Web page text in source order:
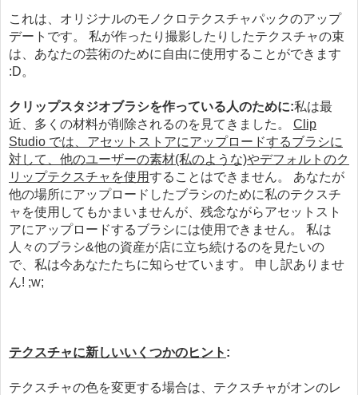
これは、オリジナルのモノクロテクスチャパックのアップ
デートです。 私が作ったり撮影したりしたテクスチャの束
は、あなたの芸術のために自由に使用することができます
:D。
クリップスタジオブラシを作っている人のために:私は最
近、多くの材料が削除されるのを見てきました。
Clip
Studio では、 アセットストアにアップロードするブラシに
対して、他のユーザーの素材(私のような)やデフォルトのク
リップテクスチャを使用することはできません。 あなたが
他の場所にアップロードしたブラシのために私のテクスチ
ャを使用してもかまいませんが、残念ながらアセットスト
アにアップロードするブラシには使用できません。 私は
人々のブラシ&他の資産が店に立ち続けるのを見たいの
で、私は今あなたたちに知らせています。 申し訳ありませ
ん! ;w;
テクスチャに新しいいくつかのヒント :
テクスチャの色を変更する場合は、テクスチャがオンのレ